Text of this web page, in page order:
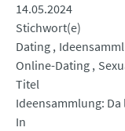
14.05.2024
Stichwort(e)
Dating
Online-Dating
Titel
Ideensammlung:
In